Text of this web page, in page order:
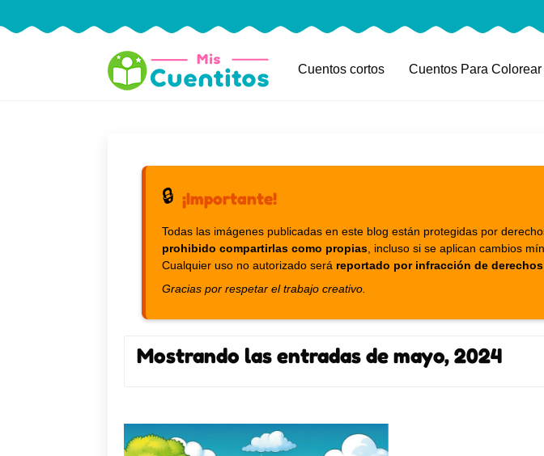
Cuentos cortos Cuentos Para Colorear
🔒 ¡Importante!
Todas las imágenes publicadas en este blog están protegidas por
prohibido compartirlas como propias, incluso si se aplican cambios
Cualquier uso no autorizado será reportado por infracción de
Gracias por respetar el trabajo creativo.
Mostrando las entradas de mayo, 2024